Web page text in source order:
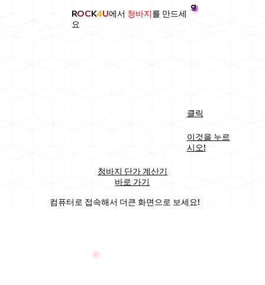
ROCK4U에서 청바지를 만드세
요
g
청바지 단가 계산기
바로 가기
컴퓨터로 접속해서 더큰 화면으로 보세요!
클릭
이것을 누르
시오!